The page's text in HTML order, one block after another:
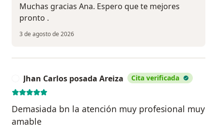
Muchas gracias Ana. Espero que te mejores
pronto .
3 de agosto de 2026
Jhan Carlos posada Areiza Cita verificada
Demasiada bn la atención muy profesional muy
amable